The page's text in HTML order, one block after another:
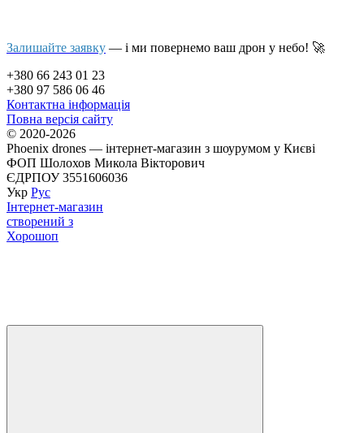
Залишайте заявку — і ми повернемо ваш дрон у небо! 🚀
+380 66 243 01 23
+380 97 586 06 46
Контактна інформація
Повна версія сайту
© 2020-2026
Phoenix drones — інтернет-магазин з шоурумом у Києві
ФОП Шолохов Микола Вікторович
ЄДРПОУ 3551606036
Укр Рус
Інтернет-магазин
створений з
Хорошоп